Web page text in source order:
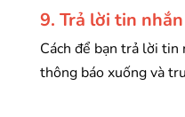
9. Trả lời tin
Cách để bạn trả lời
thông báo xuống và